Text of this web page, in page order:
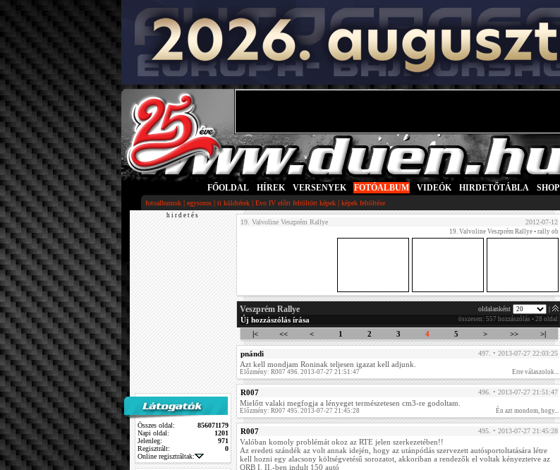
FŐOLDAL HÍREK VERSENYEK FOTÓALBUM VIDEÓK HIRDETŐTÁBLA SHOP
fotoalbumok | egysoros | ti küldtétek | Evo IV előtt feltöltött képek | képek feltöltése
h i r d e t é s
Összes oldal:
856071179
Napi oldal:
1201
Jelenleg:
971
Regisztrált:
0
Online regisztráltak:
19. Valvoline Veszprém Rallye 2012-07-12
19. Valvoline Veszprém Rallye • rally ob
Veszprém Rallye oldalanként |
Új hozzászólás írása összesen: 557 hozzászólás • 28 oldal
|< << < 1 2 3 4 5 > >> >|
pnándi 497. • 2013-07-27 22:03:25
Azt kell mondjam Roninak teljesen igazat kell adjunk.
Előzmény: R007 496. 2013-07-27 21:51:47 Erre válaszolok...
R007 496. • 2013-07-27 21:51:47
Mielőtt valaki megfogja a lényeget természetesen cm3-re godoltam.
Előzmény: R007 495. 2013-07-27 21:45:28 Én azt mondom, hogy...
R007 495. • 2013-07-27 21:45:28
Valóban komoly problémát okoz az RTE jelen szerkezetében!!
Az eredeti szándék az volt annak idején, hogy az utánpótlás szervezett autósportoltatására létre
kell hozni egy alacsony költségvetésű sorozatot, akkoriban a rendezők el voltak kényeztetve az
ORB I. II.-ben indult 150 autó